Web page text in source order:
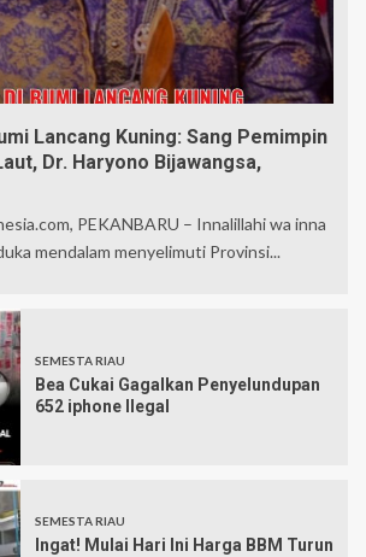
Lancang Kuning: Sang Pemimpin
Dr. Haryono Bijawangsa,
PEKANBARU – Innalillahi wa inna
mendalam menyelimuti Provinsi...
SEMESTA RIAU
Bea Cukai Gagalkan Penyelundupan
652 iphone Ilegal
SEMESTA RIAU
Ingat! Mulai Hari Ini Harga BBM Turun